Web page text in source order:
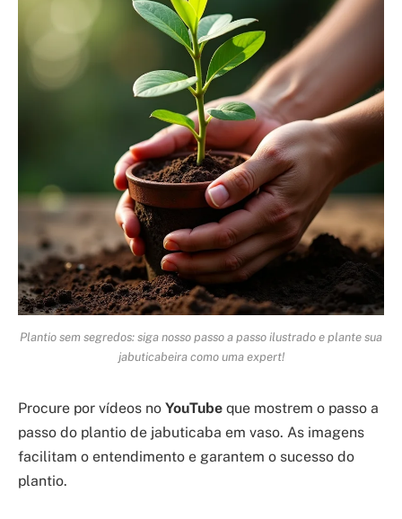
Plantio sem segredos: siga nosso passo a passo ilustrado e plante sua
jabuticabeira como uma expert!
Procure por vídeos no YouTube que mostrem o passo a
passo do plantio de jabuticaba em vaso. As imagens
facilitam o entendimento e garantem o sucesso do
plantio.